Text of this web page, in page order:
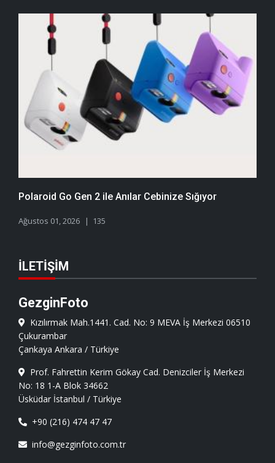
Polaroid Go Gen 2 ile Anılar Cebinize Sığıyor
Ağustos 01, 2026 135
İLETIŞIM
GezginFoto
Kızılırmak Mah.1441. Cad. No: 9 MEVA İş Merkezi 06510
Çukurambar
Çankaya Ankara / Türkiye
Prof. Fahrettin Kerim Gökay Cad. Denizciler İş Merkezi
No: 18 1-A Blok 34662
Üsküdar İstanbul / Türkiye
+90 (216) 474 47 47
info@gezginfoto.com.tr